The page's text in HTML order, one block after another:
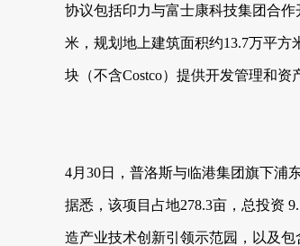
协议包括印力与富士康科技集团合
米，规划地上建筑面积约13.7万平
块（不含Costco）提供开发管理和资
4月30日，普洛斯与临港集团旗下浦
据悉，该项目占地278.3亩，总投资
造产业技术创新引领示范园，以及包